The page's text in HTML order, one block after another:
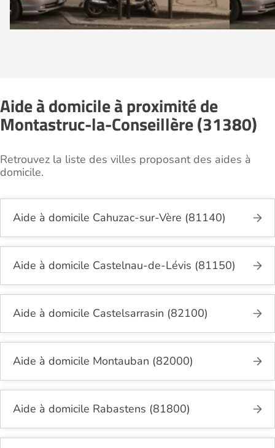
Aide à domicile à proximité de
Montastruc-la-Conseillère (31380)
Retrouvez la liste des villes proposant des aides à
domicile.
Aide à domicile Cahuzac-sur-Vère (81140)
Aide à domicile Castelnau-de-Lévis (81150)
Aide à domicile Castelsarrasin (82100)
Aide à domicile Montauban (82000)
Aide à domicile Rabastens (81800)